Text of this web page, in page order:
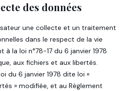
des données
une collecte et un traitement
dans le respect de la vie
la loi n°78-17 du 6 janvier 1978
aux fichiers et aux libertés.
du 6 janvier 1978 dite loi «
» modifiée, et au Règlement